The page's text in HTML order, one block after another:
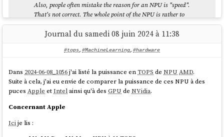
Also, people often mistake the reason for an NPU is "speed".
That's not correct. The whole point of the NPU is rather to
focus on low power consumption.
I have a sneaking suspicion that the real real reason for an
make sure we stick some AI stuff in our products too."
D'après ce que j'ai compris, voici ce que les
(ce qui inclut également la technologieMicrosoft
Journal du samedi 08 juin 2024 à 11:38
#tops, #MachineLearning, #hardware
Dans 2024-06-08_1056j'ai listé la puissance enTOPS deNPU AMD.
Suite à cela, j'ai eu envie de comparer la puissance de ces NPU à des
pucesApple etIntelainsi qu'à desGPU deNVidia.
Concernant Apple
Icije lis :